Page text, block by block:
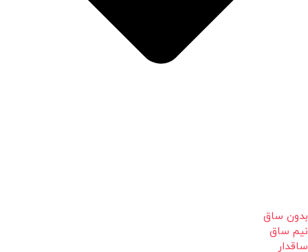
بدون ساق
نیم ساق
ساقدار